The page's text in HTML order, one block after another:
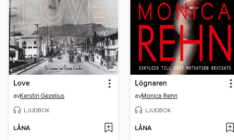
Love
avKerstin Gezelius
LJUDBOK
LÅNA
Lögnaren
avMonica Rehn
LJUDBOK
LÅNA